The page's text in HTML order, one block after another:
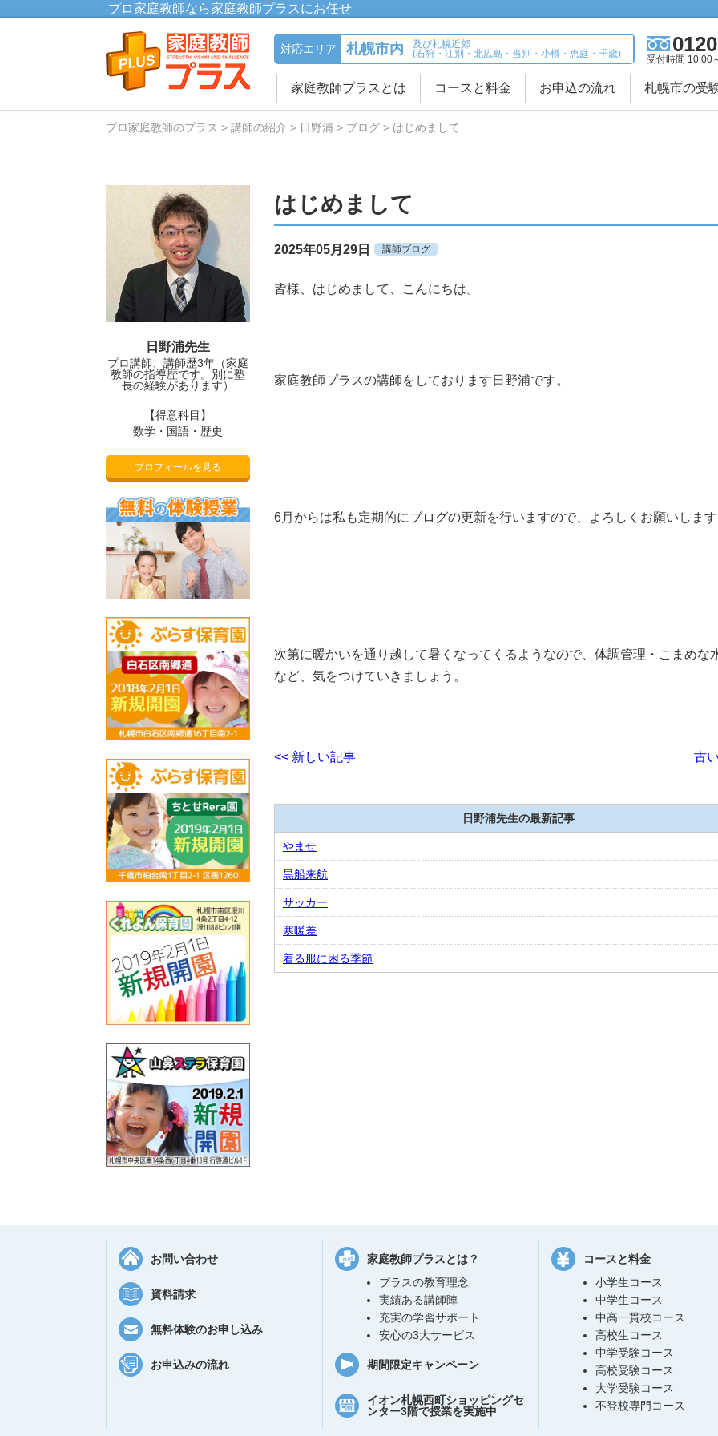
プロ家庭教師なら家庭教師プラスにお任せ
対応エリア 札幌市内
及び札幌近郊
(石狩・江別・北広島・当別・小樽・恵庭・千歳)
受付時間 10:00
家庭教師プラスとは コースと料金 お申込の流れ 札幌市の受
プロ家庭教師のプラス 講師の紹介 日野浦 ブログ はじめまして
はじめまして
2025年05月29日 講師ブログ
皆様、はじめまして、こんにちは。
家庭教師プラスの講師をしております日野浦です。
6月からは私も定期的にブログの更新を行いますので、よろしくお願いします
次第に暖かいを通り越して暑くなってくるようなので、体調管理・こまめな
など、気をつけていきましょう。
古
<< 新しい記事
日野浦先生の最新記事
やませ
黒船来航
サッカー
寒暖差
着る服に困る季節
日野浦先生
プロ講師、講師歴3年（家庭
教師の指導歴です。別に塾
長の経験があります）
【得意科目】
数学・国語・歴史
プロフィールを見る
お問い合わせ
資料請求
無料体験のお申し込み
お申込みの流れ
家庭教師プラスとは？
プラスの教育理念
実績ある講師陣
充実の学習サポート
安心の3大サービス
期間限定キャンペーン
イオン札幌西町ショッピングセ
ンター3階で授業を実施中
コースと料金
小学生コース
中学生コース
中高一貫校コース
高校生コース
中学受験コース
高校受験コース
大学受験コース
不登校専門コース